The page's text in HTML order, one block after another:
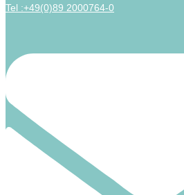
Tel :+49(0)89 2000764-0